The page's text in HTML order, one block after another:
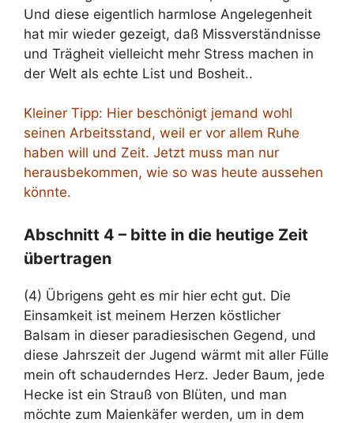
Und diese eigentlich harmlose Angelegenheit
hat mir wieder gezeigt, daß Missverständnisse
und Trägheit vielleicht mehr Stress machen in
der Welt als echte List und Bosheit..
Kleiner Tipp: Hier beschönigt jemand wohl
seinen Arbeitsstand, weil er vor allem Ruhe
haben will und Zeit. Jetzt muss man nur
herausbekommen, wie so was heute aussehen
könnte.
Abschnitt 4 – bitte in die heutige Zeit
übertragen
(4) Übrigens geht es mir hier echt gut. Die
Einsamkeit ist meinem Herzen köstlicher
Balsam in dieser paradiesischen Gegend, und
diese Jahrszeit der Jugend wärmt mit aller Fülle
mein oft schauderndes Herz. Jeder Baum, jede
Hecke ist ein Strauß von Blüten, und man
möchte zum Maienkäfer werden, um in dem